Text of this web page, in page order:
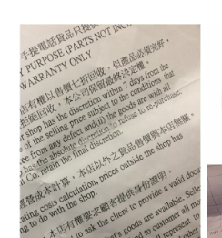
教學評測
EduTech
IT Times
生成式AI與雲端應用
Enterprise Digital Transformation
特集